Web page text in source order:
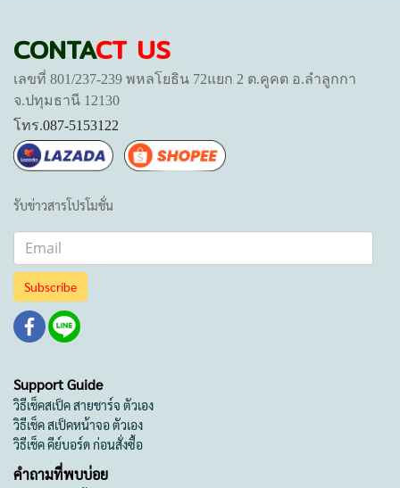
CONTACT US
เลขที่ 801/237-239 พหลโยธิน 72แยก 2 ต.คูคต อ.ลำลูกกา
จ.ปทุมธานี 12130
โทร.087-5153122
รับข่าวสารโปรโมชั่น
Subscribe
Support Guide
วิธีเช็คสเป็ค สายชาร์จ ตัวเอง
วิธีเช็ค สเป็คหน้าจอ ตัวเอง
วิธีเช็ค คีย์บอร์ด ก่อนสั่งซื้อ
คำถามที่พบบ่อย